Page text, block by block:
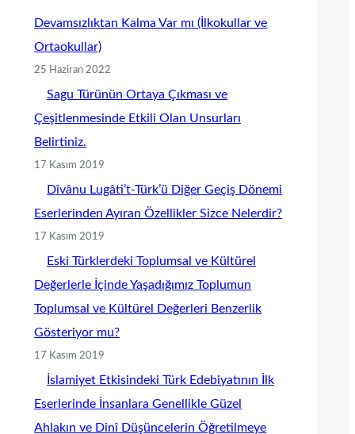
Devamsızlıktan Kalma Var mı (İlkokullar ve
Ortaokullar)
25 Haziran 2022
Sagu Türünün Ortaya Çıkması ve
Çeşitlenmesinde Etkili Olan Unsurları
Belirtiniz.
17 Kasım 2019
Dîvânu Lugâti’t-Türk’ü Diğer Geçiş Dönemi
Eserlerinden Ayıran Özellikler Sizce Nelerdir?
17 Kasım 2019
Eski Türklerdeki Toplumsal ve Kültürel
Değerlerle İçinde Yaşadığımız Toplumun
Toplumsal ve Kültürel Değerleri Benzerlik
Gösteriyor mu?
17 Kasım 2019
İslamiyet Etkisindeki Türk Edebiyatının İlk
Eserlerinde İnsanlara Genellikle Güzel
Ahlakın ve Dinî Düşüncelerin Öğretilmeye